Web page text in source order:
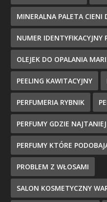
MINERALNA PALETA CIENI
NUMER IDENTYFIKACYJNY
OLEJEK DO OPALANIA
PEELING KAWITACYJNY
PERFUMERIA RYBNIK
PERFUMY GDZIE NAJTANIEJ
PERFUMY KTÓRE
PROBLEM Z WŁOSAMI
SALON KOSMETYCZNY